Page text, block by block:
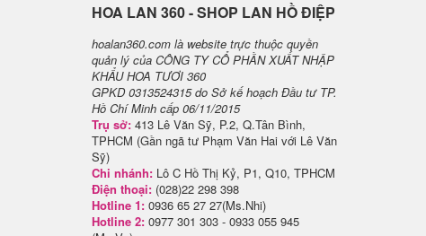
H​OA LAN 360 - SHOP LAN HỒ ĐIỆP
hoalan360.com là website trực thuộc quyền
quản lý của CÔNG TY CỔ PHẦN XUẤT NHẬP
KHẨU HOA TƯƠI 360
GPKD 0313524315 do Sở kế hoạch Đầu tư TP.
Hồ Chí Minh cấp 06/11/2015
Trụ sở: 413 Lê Văn Sỹ, P.2, Q.Tân Bình,
TPHCM (Gần ngã tư Phạm Văn Hai với Lê Văn
Sỹ)
Chi nhánh: Lô C Hồ Thị Kỷ, P1, Q10, TPHCM
Điện thoại: (028)22 298 398
Hotline 1: 0936 65 27 27(Ms.Nhi)
Hotline 2: 0977 301 303 - 0933 055 945